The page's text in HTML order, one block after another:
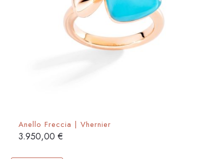
Anello Freccia | Vhernier
3.950,00€
Questo